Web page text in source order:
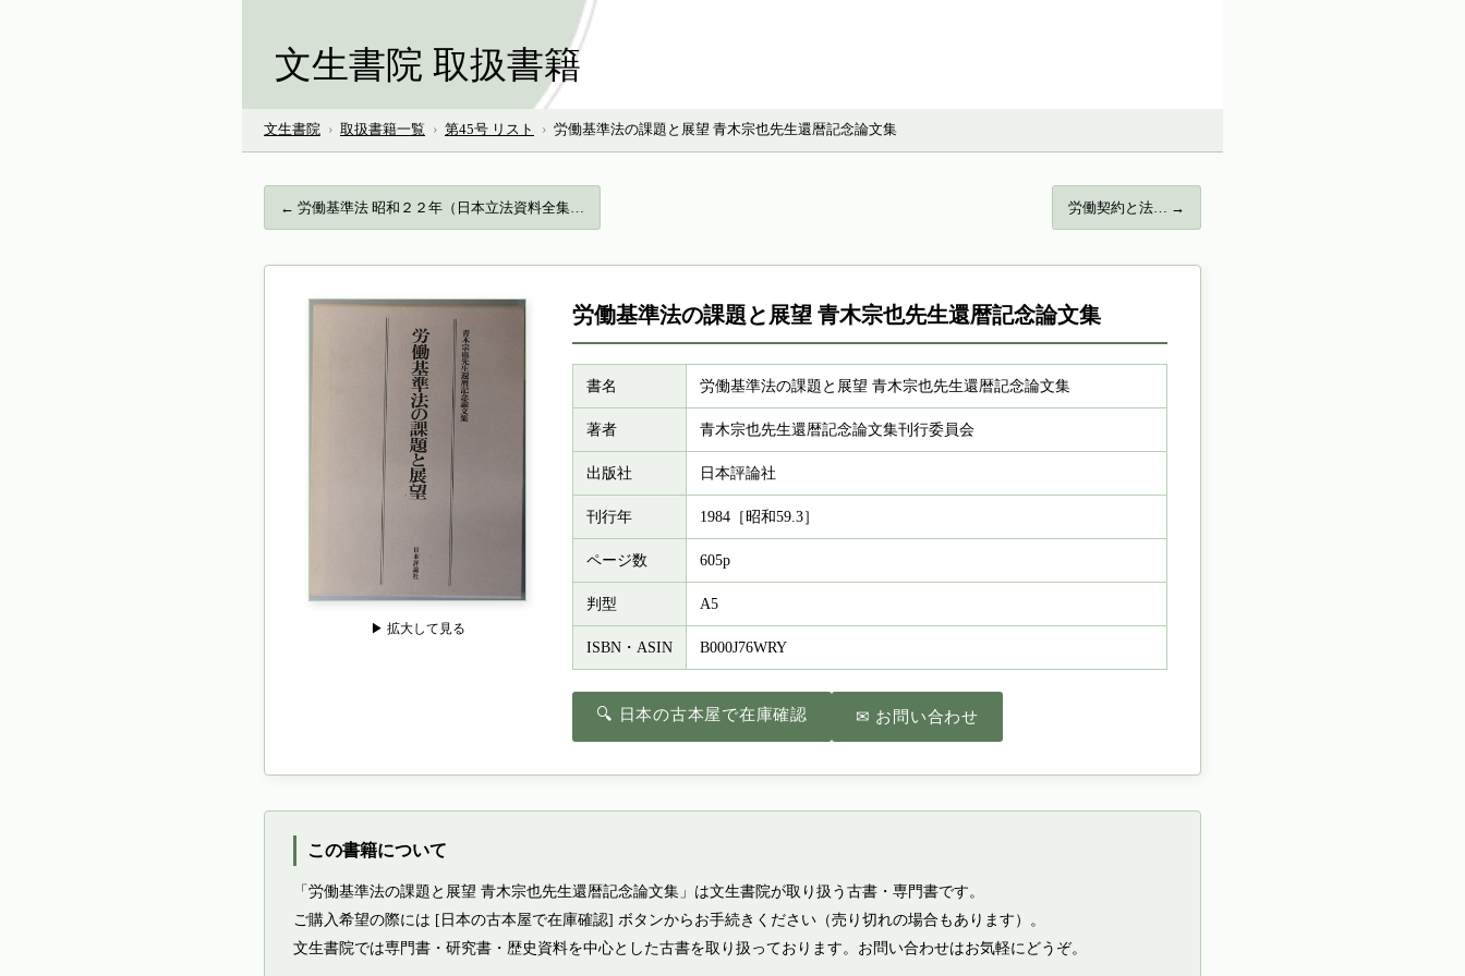
文生書院 取扱書籍
文生書院 › 取扱書籍一覧 › 第45号 リスト › 労働基準法の課題と展望 青木宗也先生還暦記念論文集
← 労働基準法 昭和２２年（日本立法資料全集… 労働契約と法… →
▶ 拡大して見る
労働基準法の課題と展望 青木宗也先生還暦記念論文集
書名 労働基準法の課題と展望 青木宗也先生還暦記念論文集
著者 青木宗也先生還暦記念論文集刊行委員会
出版社 日本評論社
刊行年 1984［昭和59.3］
ページ数 605p
判型 A5
ISBN・ASIN B000J76WRY
🔍 日本の古本屋で在庫確認 ✉ お問い合わせ
この書籍について
「労働基準法の課題と展望 青木宗也先生還暦記念論文集」は文生書院が取り扱う古書・専門書です。
ご購入希望の際には [日本の古本屋で在庫確認] ボタンからお手続きください（売り切れの場合もあります）。
文生書院では専門書・研究書・歴史資料を中心とした古書を取り扱っております。お問い合わせはお気軽にどうぞ。